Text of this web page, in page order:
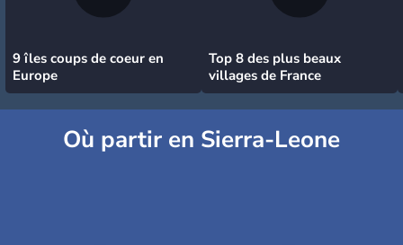
9 îles coups de coeur en
Europe
Top 8 des plus beaux
villages de France
Où partir en Sierra-Leone